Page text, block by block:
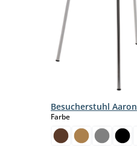
Besucherstuhl Aaron
Farbeauswählen